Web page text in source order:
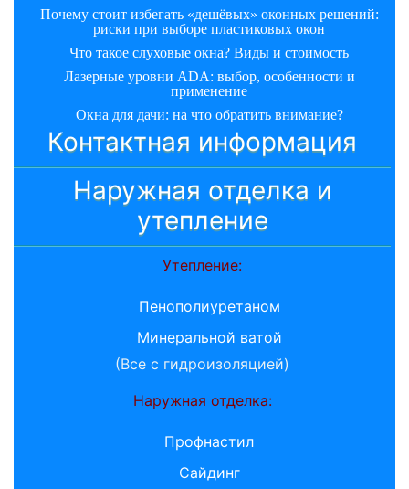
Почему стоит избегать «дешёвых» оконных решений:
риски при выборе пластиковых окон
Что такое слуховые окна? Виды и стоимость
Лазерные уровни ADA: выбор, особенности и
применение
Окна для дачи: на что обратить внимание?
Контактная информация
Наружная отделка и
утепление
Утепление:
Пенополиуретаном
Минеральной ватой
(Все с гидроизоляцией)
Наружная отделка:
Профнастил
Сайдинг